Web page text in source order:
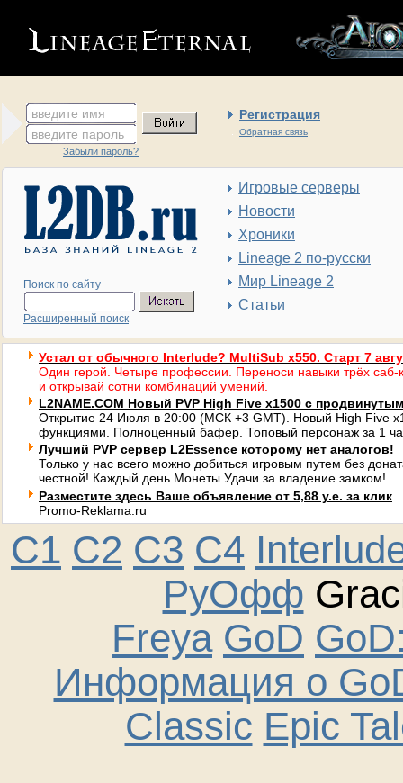
введите имя Регистрация
Обратная связь
введите пароль
Забыли пароль?
Поиск по сайту
Расширенный поиск
Игровые серверы
Новости
Хроники
Lineage 2 по-русски
Мир Lineage 2
Статьи
Устал от обычного Interlude? MultiSub x550. Старт 7
Один герой. Четыре профессии. Переноси навыки трёх саб-
и открывай сотни комбинаций умений.
L2NAME.COM Новый PVP High Five x1500 с
Открытие 24 Июля в 20:00 (МСК +3 GMT). Новый High Five
функциями. Полноценный бафер. Топовый персонаж за 1
Лучший PVP сервер L2Essence которому нет аналогов!
Только у нас всего можно добиться игровым путем без
честной! Каждый день Монеты Удачи за владение замком!
Разместите здесь Ваше объявление от 5,88 у.е. за клик
Promo-Reklama.ru
C1 C2 C3 C4
РуОфф
Freya GoD
Информация о
Classic Epic